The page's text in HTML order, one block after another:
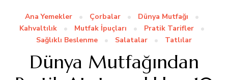
Ana Yemekler Çorbalar
Dünya Mutfağı
Kahvaltılık
Mutfak İpuçları
Pratik Tarifler
Sağlıklı Beslenme
Salatalar Tatlılar
Dünya Mutfağından